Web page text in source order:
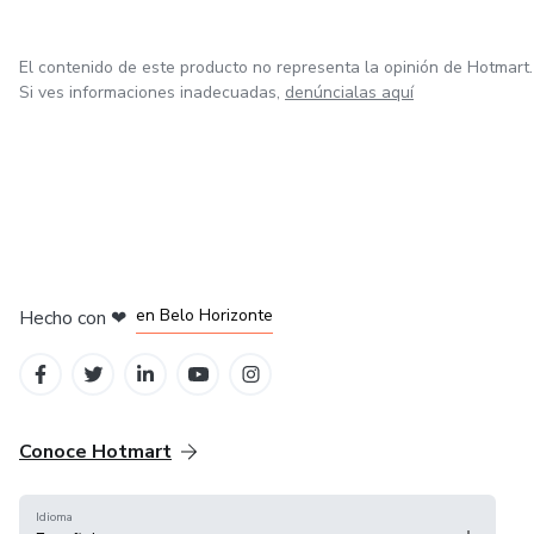
también ha creado una comunidad donde el
empoderamiento, la educación y la superación personal son
El contenido de este producto no representa la opinión de Hotmart.
Si ves informaciones inadecuadas, denúncialas aquí
Hecho con ❤ en Belo Horizonte
Conoce Hotmart
Idioma